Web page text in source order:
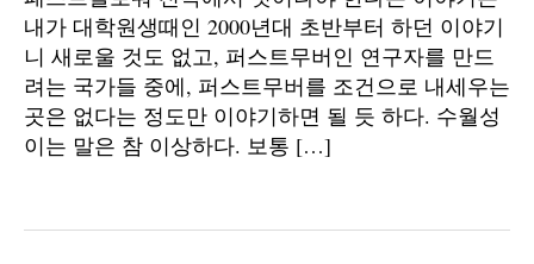
내가 대학원생때인 2000년대 초반부터 하던 이야기
니 새로울 것도 없고, 퍼스트무버인 연구자를 만드
려는 국가들 중에, 퍼스트무버를 조건으로 내세우는
곳은 없다는 정도만 이야기하면 될 듯 하다. 수월성
이는 말은 참 이상하다. 보통 […]